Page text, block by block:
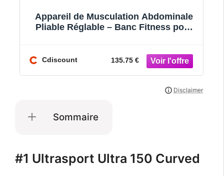
Appareil de Musculation Abdominale
Pliable Réglable – Banc Fitness pour
Cdiscount 135.75 €
Sommaire
#1 Ultrasport Ultra 150 Curved